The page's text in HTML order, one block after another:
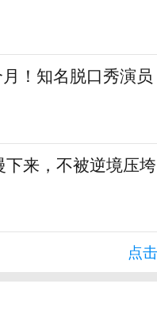
！知名脱口秀演员
来，不被逆境压垮
点